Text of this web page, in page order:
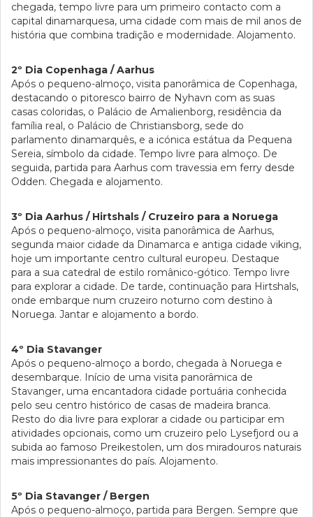
chegada, tempo livre para um primeiro contacto com a
capital dinamarquesa, uma cidade com mais de mil anos de
história que combina tradição e modernidade. Alojamento.
2º Dia Copenhaga / Aarhus
Após o pequeno-almoço, visita panorâmica de Copenhaga,
destacando o pitoresco bairro de Nyhavn com as suas
casas coloridas, o Palácio de Amalienborg, residência da
família real, o Palácio de Christiansborg, sede do
parlamento dinamarquês, e a icónica estátua da Pequena
Sereia, símbolo da cidade. Tempo livre para almoço. De
seguida, partida para Aarhus com travessia em ferry desde
Odden. Chegada e alojamento.
3º Dia Aarhus / Hirtshals / Cruzeiro para a Noruega
Após o pequeno-almoço, visita panorâmica de Aarhus,
segunda maior cidade da Dinamarca e antiga cidade viking,
hoje um importante centro cultural europeu. Destaque
para a sua catedral de estilo românico-gótico. Tempo livre
para explorar a cidade. De tarde, continuação para Hirtshals,
onde embarque num cruzeiro noturno com destino à
Noruega. Jantar e alojamento a bordo.
4º Dia Stavanger
Após o pequeno-almoço a bordo, chegada à Noruega e
desembarque. Início de uma visita panorâmica de
Stavanger, uma encantadora cidade portuária conhecida
pelo seu centro histórico de casas de madeira branca.
Resto do dia livre para explorar a cidade ou participar em
atividades opcionais, como um cruzeiro pelo Lysefjord ou a
subida ao famoso Preikestolen, um dos miradouros naturais
mais impressionantes do país. Alojamento.
5º Dia Stavanger / Bergen
Após o pequeno-almoço, partida para Bergen. Sempre que